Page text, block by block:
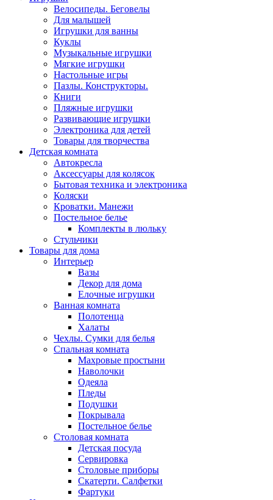
Велосипеды. Беговелы
Для малышей
Игрушки для ванны
Куклы
Музыкальные игрушки
Мягкие игрушки
Настольные игры
Пазлы. Конструкторы.
Книги
Пляжные игрушки
Развивающие игрушки
Электроника для детей
Товары для творчества
Детская комната
Автокресла
Аксессуары для колясок
Бытовая техника и электроника
Коляски
Кроватки. Манежи
Постельное белье
Комплекты в люльку
Стульчики
Товары для дома
Интерьер
Вазы
Декор для дома
Елочные игрушки
Ванная комната
Полотенца
Халаты
Чехлы. Сумки для белья
Спальная комната
Махровые простыни
Наволочки
Одеяла
Пледы
Подушки
Покрывала
Постельное белье
Столовая комната
Детская посуда
Сервировка
Столовые приборы
Скатерти. Салфетки
Фартуки